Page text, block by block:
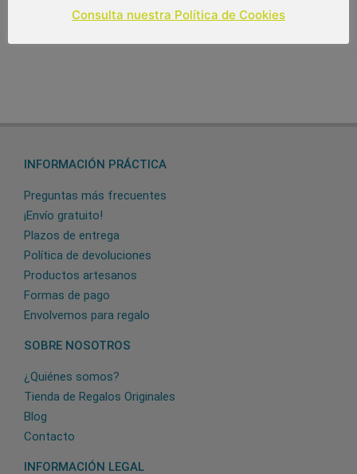
Out of stock
INFORMACIÓN PRÁCTICA
Preguntas más frecuentes
¡Envío gratuito!
Plazos de entrega
Política de devoluciones
Productos artesanos
Formas de pago
Envolvemos para regalo
SOBRE NOSOTROS
¿Quiénes somos?
Tienda de Regalos Originales
Blog
Contacto
INFORMACIÓN LEGAL
Consulta nuestra Política de Cookies